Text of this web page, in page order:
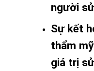
người
Sự kết
thẩm
giá trị